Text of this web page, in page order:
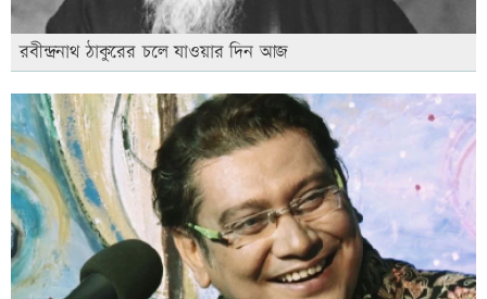
রবীন্দ্রনাথ ঠাকুরের চলে যাওয়ার দিন আজ